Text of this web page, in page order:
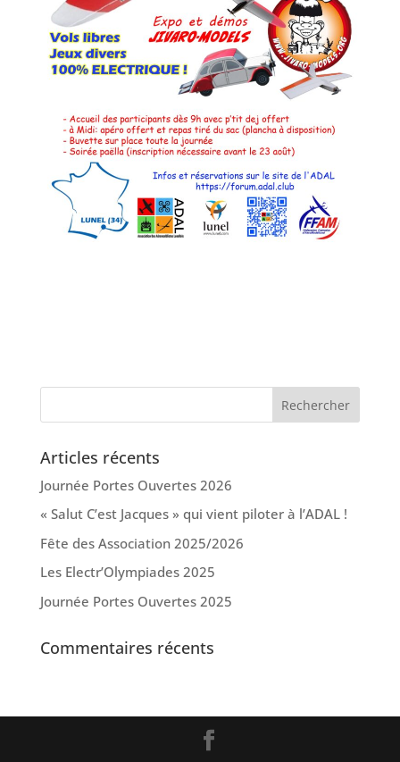
Articles récents
Journée Portes Ouvertes 2026
« Salut C’est Jacques » qui vient piloter à l’ADAL !
Fête des Association 2025/2026
Les Electr’Olympiades 2025
Journée Portes Ouvertes 2025
Commentaires récents